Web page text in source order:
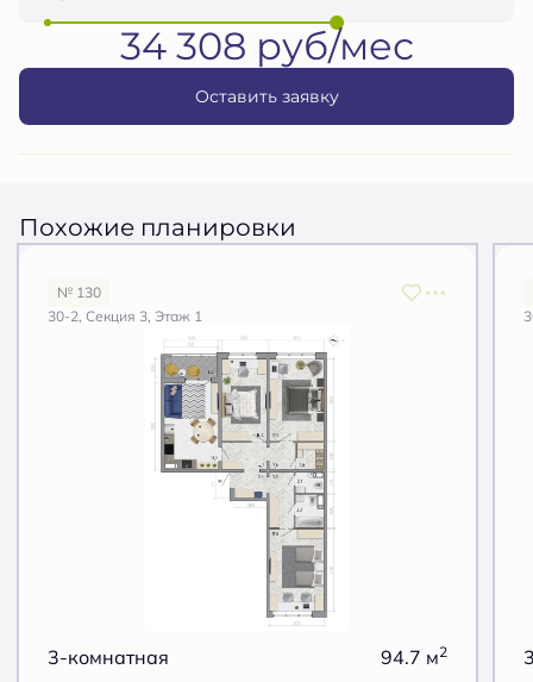
34 308 руб/мес
Оставить заявку
Похожие планировки
№ 130
30-2, Секция 3, Этаж 1
3-комнатная 94.7 м2